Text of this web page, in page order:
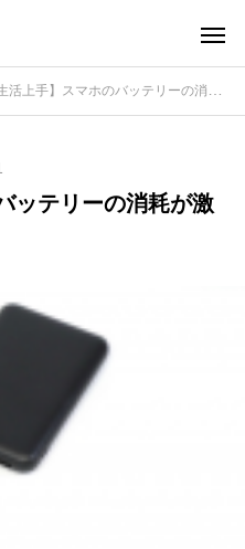
活上手】スマホのバッテリーの消耗が激しい
ッテリーの消耗が激